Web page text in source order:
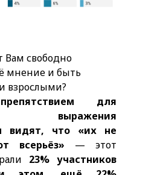
Вам свободно
мнение и быть
взрослыми?
для
выражения
видят, что «их не
всерьёз» — этот
23% участников